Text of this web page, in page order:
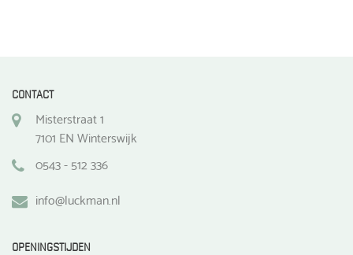
CONTACT
Misterstraat 1
7101 EN Winterswijk
0543 - 512 336
info@luckman.nl
OPENINGSTIJDEN